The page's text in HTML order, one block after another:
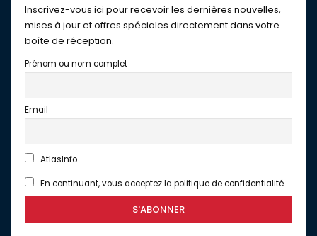
Inscrivez-vous ici pour recevoir les dernières nouvelles,
mises à jour et offres spéciales directement dans votre
boîte de réception.
Prénom ou nom complet
Email
AtlasInfo
En continuant, vous acceptez la politique de confidentialité